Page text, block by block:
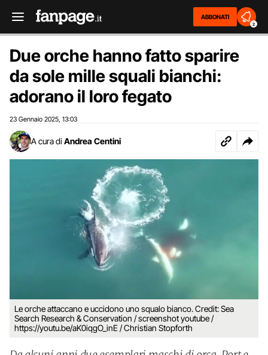
ABBONATI
2
Due orche hanno fatto sparire
da sole mille squali bianchi:
adorano il loro fegato
23 Gennaio 2025 13:03
A cura di Andrea Centini
Le orche attaccano e uccidono uno squalo bianco. Credit: Sea
Search Research & Conservation / screenshot youtube /
https://youtu.be/aK0iqgO_inE / Christian Stopforth